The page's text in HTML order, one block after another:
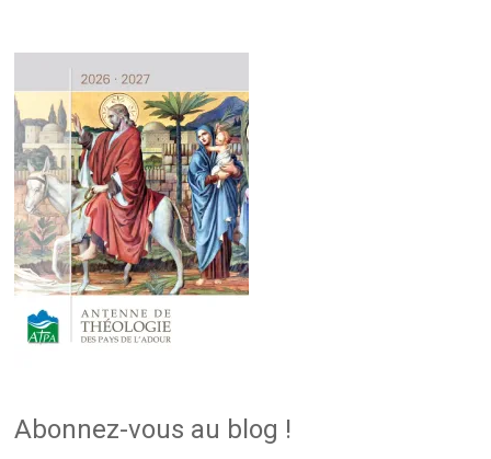
Abonnez-vous au blog !